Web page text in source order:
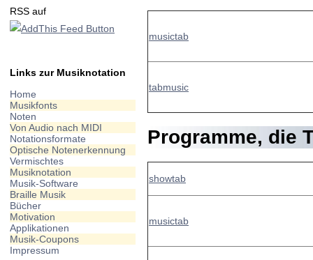
RSS auf
Links zur Musiknotation
Home
Musikfonts
Noten
Von Audio nach MIDI
Notationsformate
Optische Notenerkennung
Vermischtes
Musiknotation
Musik-Software
Braille Musik
Bücher
Motivation
Applikationen
Musik-Coupons
Impressum
musictab
tabmusic
Programme, die
showtab
musictab